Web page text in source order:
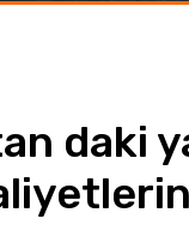
daki